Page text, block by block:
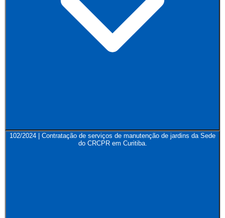
102/2024 | Contratação de serviços de manutenção de jardins da Sede
do CRCPR em Curitiba.